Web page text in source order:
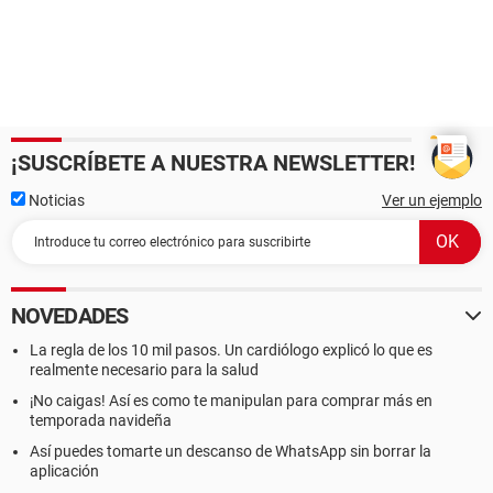
¡SUSCRÍBETE A NUESTRA NEWSLETTER!
Noticias Ver un ejemplo
NOVEDADES
La regla de los 10 mil pasos. Un cardiólogo explicó lo que es
realmente necesario para la salud
¡No caigas! Así es como te manipulan para comprar más en
temporada navideña
Así puedes tomarte un descanso de WhatsApp sin borrar la
aplicación